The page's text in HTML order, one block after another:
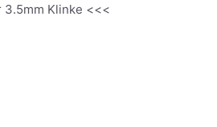
3.5mm Klinke <<<